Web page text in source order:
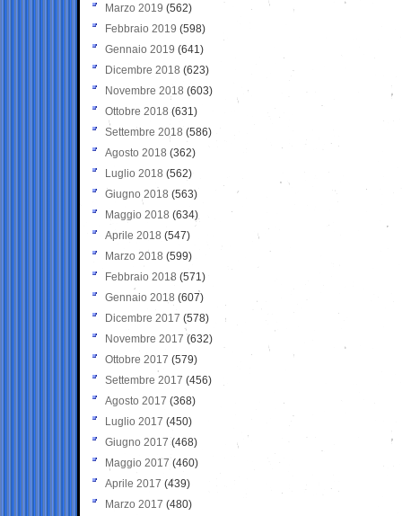
Marzo 2019 (562)
Febbraio 2019 (598)
Gennaio 2019 (641)
Dicembre 2018 (623)
Novembre 2018 (603)
Ottobre 2018 (631)
Settembre 2018 (586)
Agosto 2018 (362)
Luglio 2018 (562)
Giugno 2018 (563)
Maggio 2018 (634)
Aprile 2018 (547)
Marzo 2018 (599)
Febbraio 2018 (571)
Gennaio 2018 (607)
Dicembre 2017 (578)
Novembre 2017 (632)
Ottobre 2017 (579)
Settembre 2017 (456)
Agosto 2017 (368)
Luglio 2017 (450)
Giugno 2017 (468)
Maggio 2017 (460)
Aprile 2017 (439)
Marzo 2017 (480)